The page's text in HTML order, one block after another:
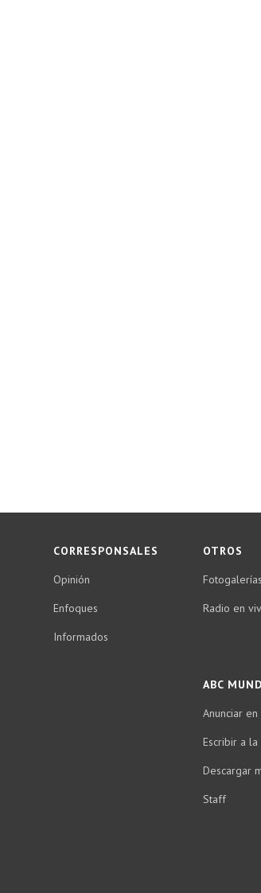
CORRESPONSALES
Opinión
Enfoques
Informados
OTROS
Fotogalerías
Radio en
ABC
Anunciar
Escribir a
Descargar
Staff